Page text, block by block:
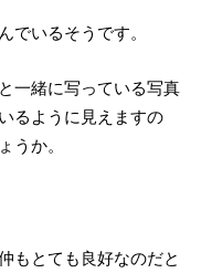
でいるそうです。
一緒に写っている写真
るように見えますの
うか。
もとても良好なのだと